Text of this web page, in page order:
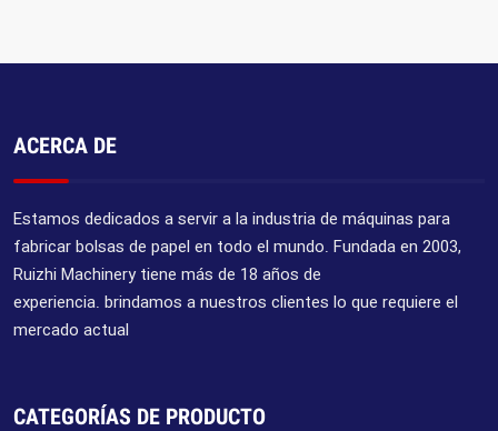
ACERCA DE
Estamos dedicados a servir a la industria de máquinas para
fabricar bolsas de papel en todo el mundo. Fundada en 2003,
Ruizhi Machinery tiene más de 18 años de
experiencia. brindamos a nuestros clientes lo que requiere el
mercado actual
CATEGORÍAS DE PRODUCTO